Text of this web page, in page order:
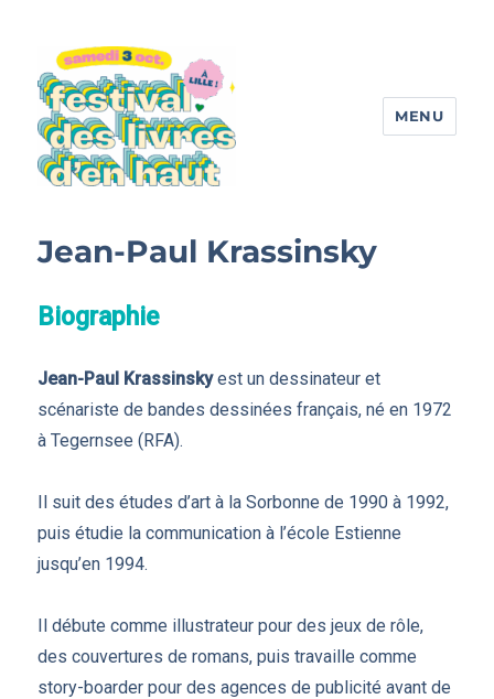
MENU
Jean-Paul Krassinsky
Biographie
Jean-Paul Krassinskyest un dessinateur et
scénariste de bandes dessinées français, né en 1972
à Tegernsee (RFA).
Il suit des études d’art à la Sorbonne de 1990 à 1992,
puis étudie la communication à l’école Estienne
jusqu’en 1994.
Il débute comme illustrateur pour des jeux de rôle,
des couvertures de romans, puis travaille comme
story-boarder pour des agences de publicité avant de